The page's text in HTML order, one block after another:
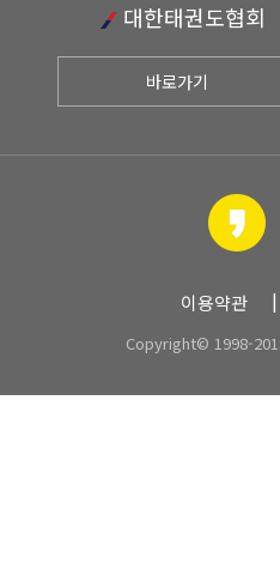
대한태권도협회
바로가기
이용약관
Copyright© 1998-